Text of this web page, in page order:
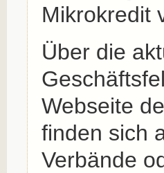
Mikrokredit
Über die
Webseite
finden sich
Verbände